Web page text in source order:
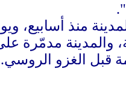
منذ أسابيع،
والمدينة